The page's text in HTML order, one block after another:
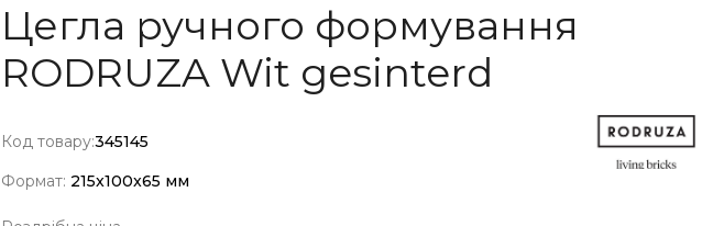
Цегла ручного формування
RODRUZA Wit gesinterd
Код товару:345145
Формат: 215x100x65 мм